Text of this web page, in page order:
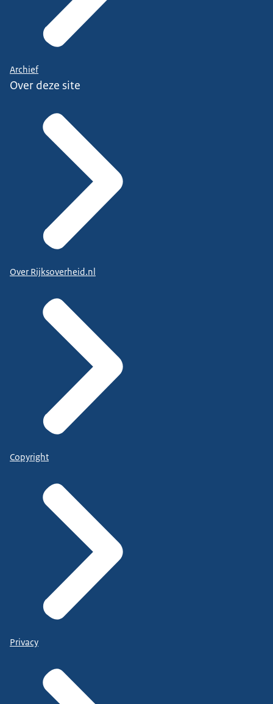
Archief
Over deze site
Over Rijksoverheid.nl
Copyright
Privacy